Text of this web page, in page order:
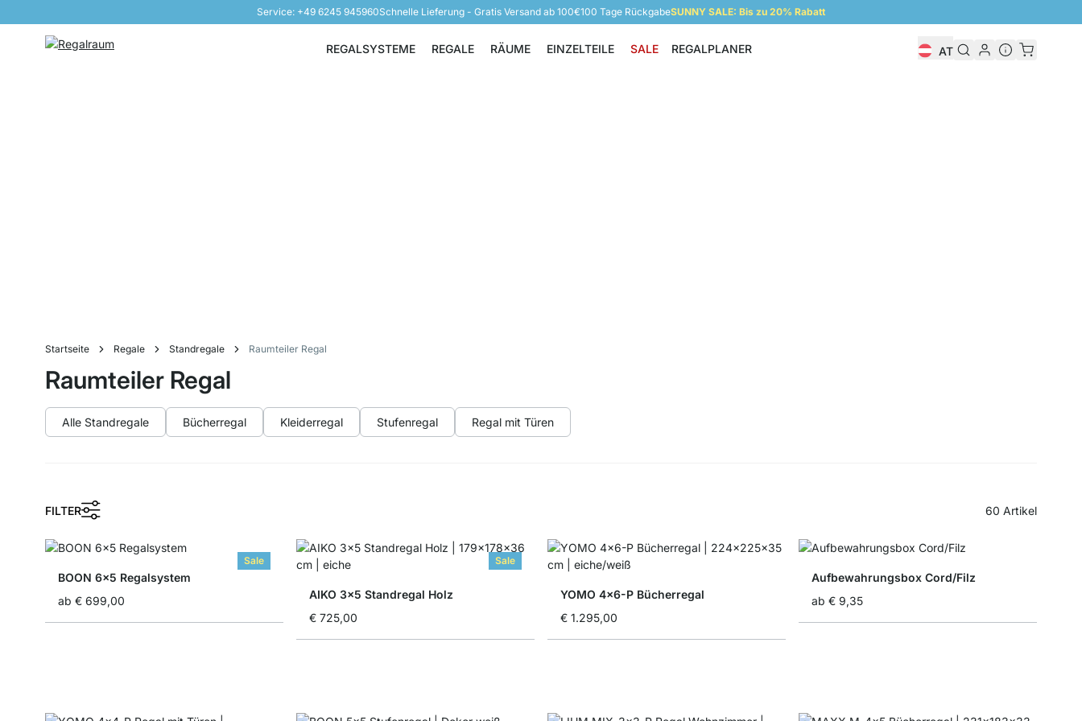
Service: +49 6245 945960Schnelle Lieferung - Gratis Versand ab 100€100 Tage RückgabeSUNNY SALE: Bis zu 20% Rabatt
REGALSYSTEME
Regalsysteme
REGALE
Regale
RÄUME
Räume
EINZELTEILE
Einzelteile
SALE REGALPLANER AT
Startseite Regale Standregale Raumteiler Regal
Raumteiler Regal
Alle Standregale Bücherregal Kleiderregal Stufenregal Regal mit Türen
FILTER 60 Artikel
Sale
BOON 6x5 Regalsystem
ab € 699,00
Sale
AIKO 3x5 Standregal Holz
€ 725,00
YOMO 4x6-P Bücherregal
€ 1.295,00
Aufbewahrungsbox Cord/Filz
ab € 9,35